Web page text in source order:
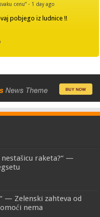
cenu” · 1 day ago
pobjego iz ludnice !!
raketa?“ —
— Zelenski zahteva od
nema